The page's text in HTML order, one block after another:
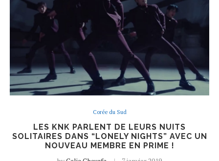
Corée du Sud
LES KNK PARLENT DE LEURS NUITS
SOLITAIRES DANS “LONELY NIGHTS” AVEC UN
NOUVEAU MEMBRE EN PRIME !